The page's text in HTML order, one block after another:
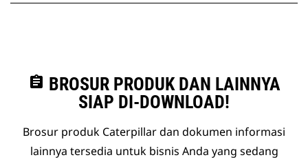
assignment BROSUR PRODUK DAN LAINNYA
SIAP DI-DOWNLOAD!
Brosur produk Caterpillar dan dokumen informasi
lainnya tersedia untuk bisnis Anda yang sedang